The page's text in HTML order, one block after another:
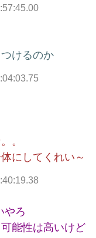
けるのか
。
にしてくれい～
やろ
能性は高いけど